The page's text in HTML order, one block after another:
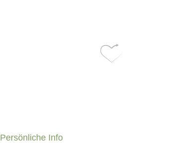
Persönliche Info